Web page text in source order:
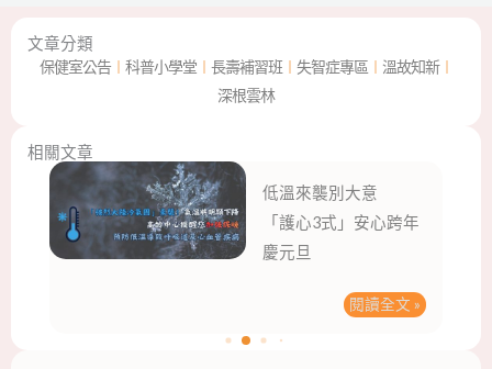
文章分類
保健室公告︱ 科普小學堂︱ 長壽補習班︱ 失智症專區︱ 溫故知新︱
深根雲林
相關文章
低溫來襲別大意
「護心3式」安心跨年
慶元旦
閱讀全文 »